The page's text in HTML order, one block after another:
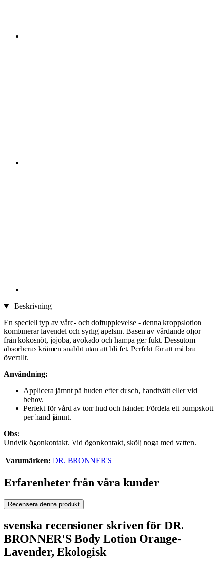
Beskrivning
En speciell typ av vård- och doftupplevelse - denna kroppslotion
kombinerar lavendel och syrlig apelsin. Basen av vårdande oljor
från kokosnöt, jojoba, avokado och hampa ger fukt. Dessutom
absorberas krämen snabbt utan att bli fet. Perfekt för att må bra
överallt.
Användning:
Applicera jämnt på huden efter dusch, handtvätt eller vid
behov.
Perfekt för vård av torr hud och händer. Fördela ett pumpskott
per hand jämnt.
Obs:
Undvik ögonkontakt. Vid ögonkontakt, skölj noga med vatten.
Varumärken: DR. BRONNER'S
Erfarenheter från våra kunder
Recensera denna produkt
svenska recensioner skriven för DR.
BRONNER'S Body Lotion Orange-
Lavender, Ekologisk